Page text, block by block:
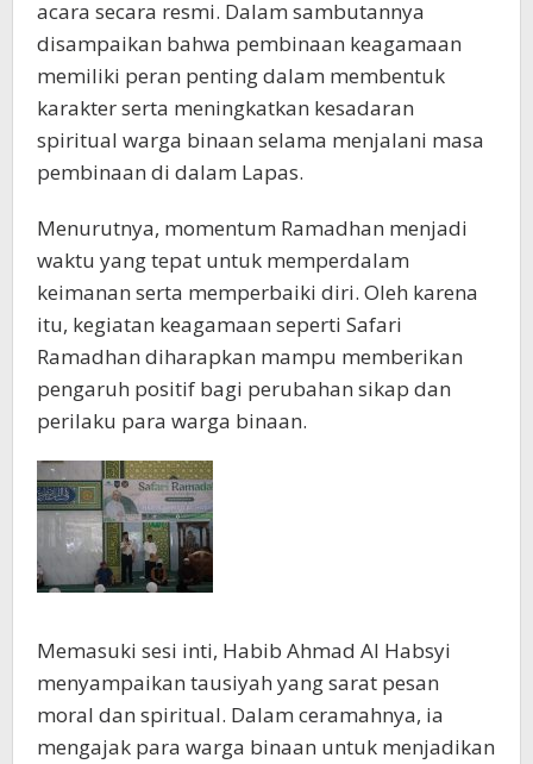
acara secara resmi. Dalam sambutannya
disampaikan bahwa pembinaan keagamaan
memiliki peran penting dalam membentuk
karakter serta meningkatkan kesadaran
spiritual warga binaan selama menjalani masa
pembinaan di dalam Lapas.
Menurutnya, momentum Ramadhan menjadi
waktu yang tepat untuk memperdalam
keimanan serta memperbaiki diri. Oleh karena
itu, kegiatan keagamaan seperti Safari
Ramadhan diharapkan mampu memberikan
pengaruh positif bagi perubahan sikap dan
perilaku para warga binaan.
Memasuki sesi inti, Habib Ahmad Al Habsyi
menyampaikan tausiyah yang sarat pesan
moral dan spiritual. Dalam ceramahnya, ia
mengajak para warga binaan untuk menjadikan